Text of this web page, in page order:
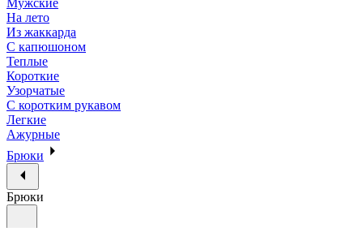
На лето
Из жаккарда
С капюшоном
Теплые
Короткие
Узорчатые
С коротким рукавом
Легкие
Ажурные
Брюки
Брюки